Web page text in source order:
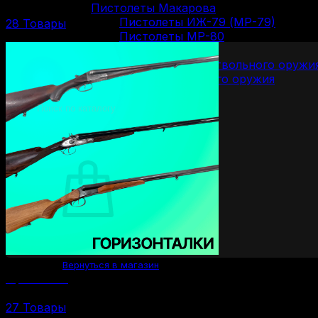
Пистолеты Макарова
Пистолеты ИЖ-79 (МР-79)
Пистолеты МР-80
Патроны для гладкоствольного
Патроны для нарезного оружия
Патроны для ОООП
Поиск
0
Корзина пуста.
Вернуться в магазин
28 Товары
27 Товары